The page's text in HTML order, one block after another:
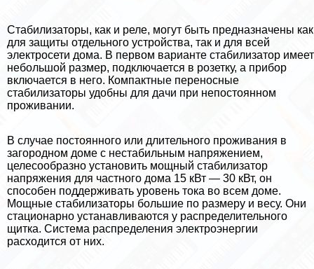
Стабилизаторы, как и реле, могут быть предназначены как
для защиты отдельного устройства, так и для всей
электросети дома. В первом варианте стабилизатор имеет
небольшой размер, подключается в розетку, а прибор
включается в него. Компактные переносные
стабилизаторы удобны для дачи при непостоянном
проживании.
В случае постоянного или длительного проживания в
загородном доме с нестабильным напряжением,
целесообразно установить мощный стабилизатор
напряжения для частного дома 15 кВт — 30 кВт, он
способен поддерживать уровень тока во всем доме.
Мощные стабилизаторы большие по размеру и весу. Они
стационарно устанавливаются у распределительного
щитка. Система распределения электроэнергии
расходится от них.